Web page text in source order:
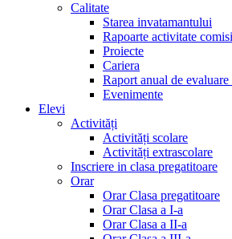
Calitate
Starea invatamantului
Rapoarte activitate
Proiecte
Cariera
Raport anual de
Evenimente
Elevi
Activități
Activități scolare
Activități extrascolare
Inscriere in clasa pregatitoare
Orar
Orar Clasa pregatitoare
Orar Clasa a I-a
Orar Clasa a II-a